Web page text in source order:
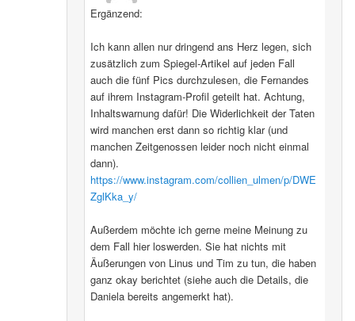
Ergänzend:
Ich kann allen nur dringend ans Herz legen, sich
zusätzlich zum Spiegel-Artikel auf jeden Fall
auch die fünf Pics durchzulesen, die Fernandes
auf ihrem Instagram-Profil geteilt hat. Achtung,
Inhaltswarnung dafür! Die Widerlichkeit der Taten
wird manchen erst dann so richtig klar (und
manchen Zeitgenossen leider noch nicht einmal
dann).
https://www.instagram.com/collien_ulmen/p/DWE
ZglKka_y/
Außerdem möchte ich gerne meine Meinung zu
dem Fall hier loswerden. Sie hat nichts mit
Äußerungen von Linus und Tim zu tun, die haben
ganz okay berichtet (siehe auch die Details, die
Daniela bereits angemerkt hat).